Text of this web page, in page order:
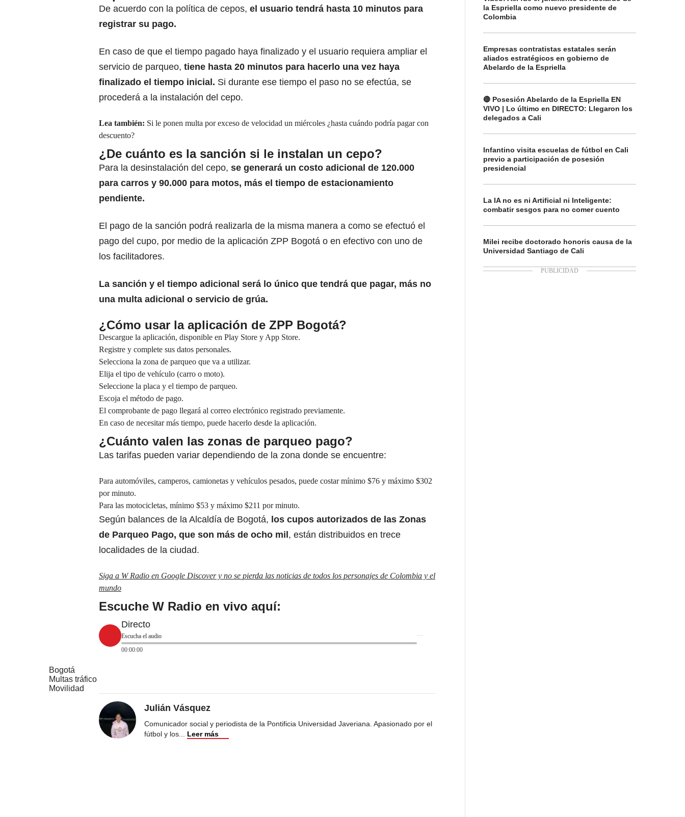
De acuerdo con la política de cepos, el usuario tendrá hasta 10 minutos para
registrar su pago.
En caso de que el tiempo pagado haya finalizado y el usuario requiera ampliar el
servicio de parqueo, tiene hasta 20 minutos para hacerlo una vez haya
finalizado el tiempo inicial. Si durante ese tiempo el paso no se efectúa, se
procederá a la instalación del cepo.
Lea también: Si le ponen multa por exceso de velocidad un miércoles ¿hasta cuándo podría pagar con
descuento?
¿De cuánto es la sanción si le instalan un cepo?
Para la desinstalación del cepo, se generará un costo adicional de 120.000
para carros y 90.000 para motos, más el tiempo de estacionamiento
pendiente.
El pago de la sanción podrá realizarla de la misma manera a como se efectuó el
pago del cupo, por medio de la aplicación ZPP Bogotá o en efectivo con uno de
los facilitadores.
La sanción y el tiempo adicional será lo único que tendrá que pagar, más no
una multa adicional o servicio de grúa.
¿Cómo usar la aplicación de ZPP Bogotá?
Descargue la aplicación, disponible en Play Store y App Store.
Registre y complete sus datos personales.
Selecciona la zona de parqueo que va a utilizar.
Elija el tipo de vehículo (carro o moto).
Seleccione la placa y el tiempo de parqueo.
Escoja el método de pago.
El comprobante de pago llegará al correo electrónico registrado previamente.
En caso de necesitar más tiempo, puede hacerlo desde la aplicación.
¿Cuánto valen las zonas de parqueo pago?
Las tarifas pueden variar dependiendo de la zona donde se encuentre:
Para automóviles, camperos, camionetas y vehículos pesados, puede costar mínimo $76 y máximo $302
por minuto.
Para las motocicletas, mínimo $53 y máximo $211 por minuto.
Según balances de la Alcaldía de Bogotá, los cupos autorizados de las Zonas
de Parqueo Pago, que son más de ocho mil , están distribuidos en trece
localidades de la ciudad.
Siga a W Radio en Google Discover y no se pierda las noticias de todos los personajes de Colombia y el
mundo
Escuche W Radio en vivo aquí:
Directo
Escucha el audio
00:00:00
Bogotá
Multas tráfico
Movilidad
Julián Vásquez
Comunicador social y periodista de la Pontificia Universidad Javeriana. Apasionado por el
fútbol y los... Leer más
la Espriella como nuevo presidente de
Colombia
Empresas contratistas estatales serán
aliados estratégicos en gobierno de
Abelardo de la Espriella
🔴 Posesión Abelardo de la Espriella EN
VIVO | Lo último en DIRECTO: Llegaron los
delegados a Cali
Infantino visita escuelas de fútbol en Cali
previo a participación de posesión
presidencial
La IA no es ni Artificial ni Inteligente:
combatir sesgos para no comer cuento
Milei recibe doctorado honoris causa de la
Universidad Santiago de Cali